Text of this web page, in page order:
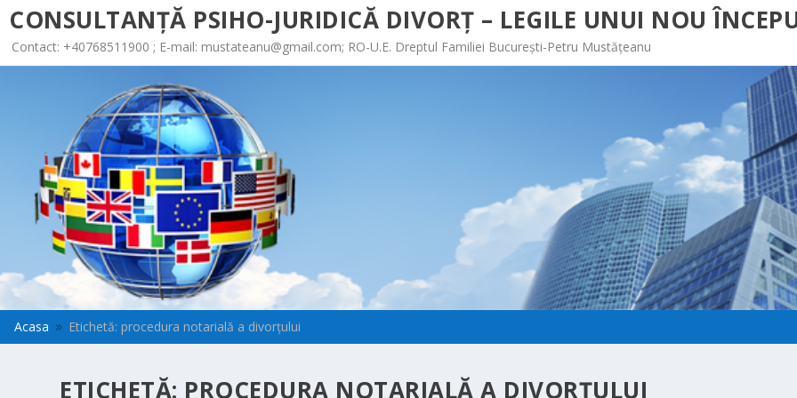
CONSULTANȚĂ PSIHO-JURIDICĂ DIVORȚ – LEGILE UNUI NOU
Contact: +40768511900 ; E-mail: mustateanu@gmail.com; RO-U.E. Dreptul Familiei București-Petru Mustățeanu
Acasa 9 Etichetă: procedura notarială a divorţului
ETICHETĂ: PROCEDURA NOTARIALĂ A DIVORŢULUI